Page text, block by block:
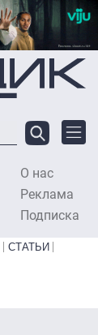
О нас
Реклама
Подписка
СТАТЬИ